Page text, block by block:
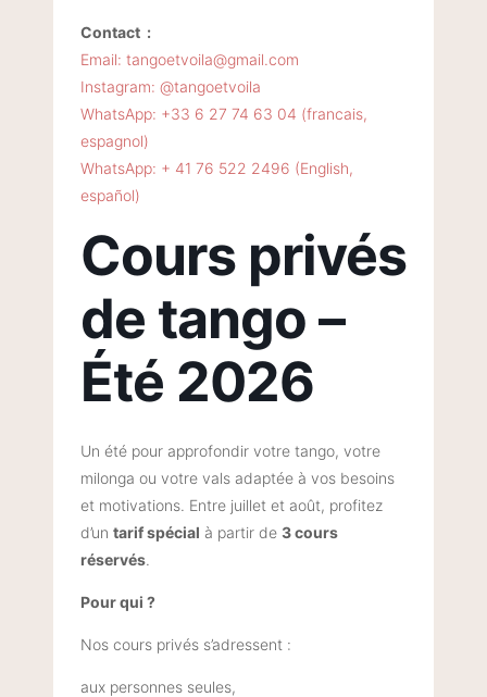
Contact :
Email: tangoetvoila@gmail.com
Instagram: @tangoetvoila
WhatsApp: +33 6 27 74 63 04 (francais,
espagnol)
WhatsApp: + 41 76 522 2496 (English,
español)
Cours privés
de tango –
Été 2026
Un été pour approfondir votre tango, votre
milonga ou votre vals adaptée à vos besoins
et motivations. Entre juillet et août, profitez
d’un tarif spécial à partir de 3 cours
réservés.
Pour qui ?
Nos cours privés s’adressent :
aux personnes seules,